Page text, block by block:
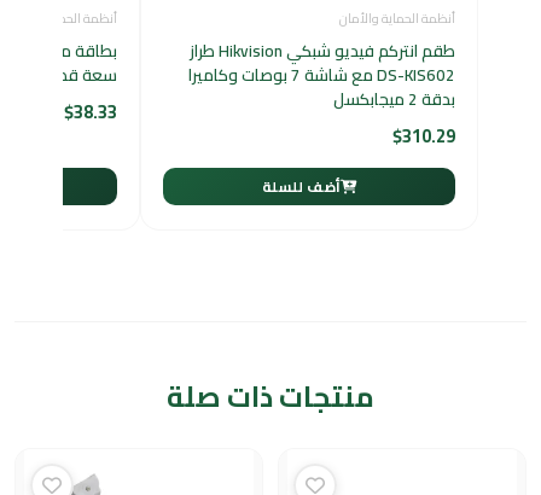
أنظمة الحماية والأمان
طقم انتركم فيديو شبكي Hikvision طراز
DS-KIS602 مع شاشة 7 بوصات وكاميرا
بدقة 2 ميجابكسل
$310.29
أضف للسلة
أنظمة الحماية والأمان
سعة قصوى
$38.33
منتجات ذات صلة